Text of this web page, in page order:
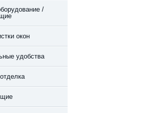
окон
удобства
отделка